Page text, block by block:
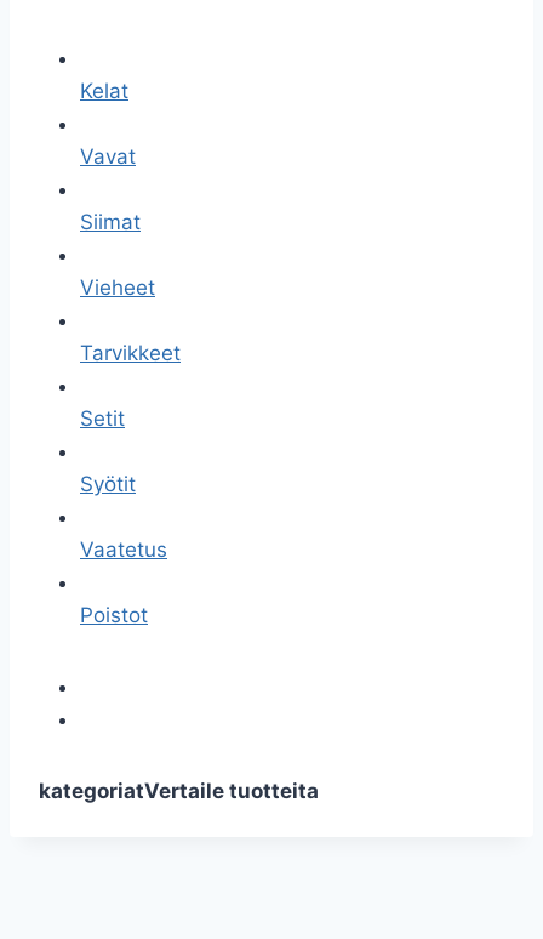
Kelat
Vavat
Siimat
Vieheet
Tarvikkeet
Setit
Syötit
Vaatetus
Poistot
kategoriatVertaile tuotteita